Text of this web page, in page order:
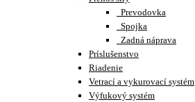
Prevodovka
Spojka
Zadná náprava
Príslušenstvo
Riadenie
Vetrací a vykurovací systém
Výfukový systém